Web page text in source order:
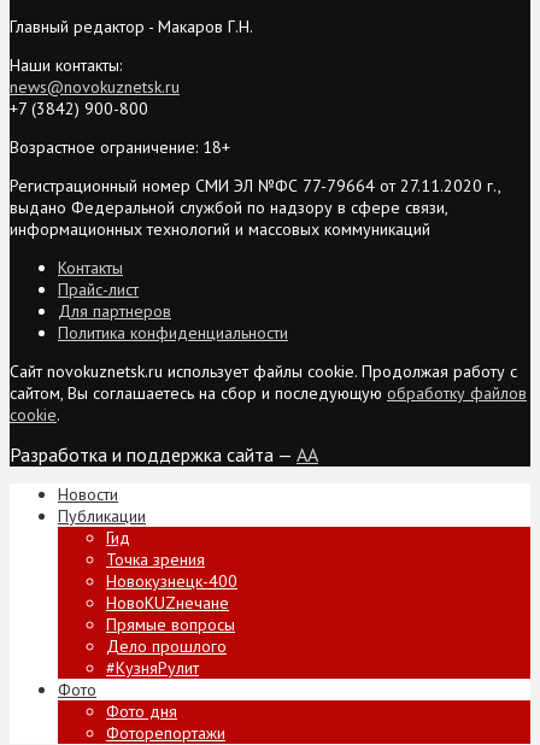
Главный редактор - Макаров Г.Н.
Наши контакты:
news@novokuznetsk.ru
+7 (3842) 900-800
Возрастное ограничение: 18+
Регистрационный номер СМИ ЭЛ №ФС 77-79664 от 27.11.2020 г.,
выдано Федеральной службой по надзору в сфере связи,
информационных технологий и массовых коммуникаций
Контакты
Прайс-лист
Для партнеров
Политика конфиденциальности
Сайт novokuznetsk.ru использует файлы cookie. Продолжая работу с
сайтом, Вы соглашаетесь на сбор и последующую обработку файлов
cookie.
Разработка и поддержка сайта — AA
Новости
Публикации
Гид
Точка зрения
Новокузнецк-400
НовоKUZнечане
Прямые вопросы
Дело прошлого
#КузняРулит
Фото
Фото дня
Фоторепортажи